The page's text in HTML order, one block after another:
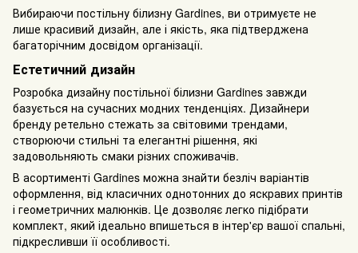
Вибираючи постільну білизну Gardines, ви отримуєте не
лише красивий дизайн, але і якість, яка підтверджена
багаторічним досвідом організації.
Естетичний дизайн
Pозробка дизайну постільної білизни Gardines завжди
базується на сучасних модних тенденціях. Дизайнери
бренду ретельно стежать за світовими трендами,
створюючи стильні та елегантні рішення, які
задовольняють смаки різних споживачів.
В асортименті Gardines можна знайти безліч варіантів
оформлення, від класичних однотонних до яскравих принтів
і геометричних малюнків. Це дозволяє легко підібрати
комплект, який ідеально впишеться в інтер'єр вашої спальні,
підкресливши її особливості.